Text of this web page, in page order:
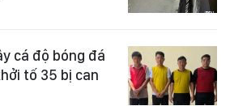
cá độ bóng đá
tố 35 bị can